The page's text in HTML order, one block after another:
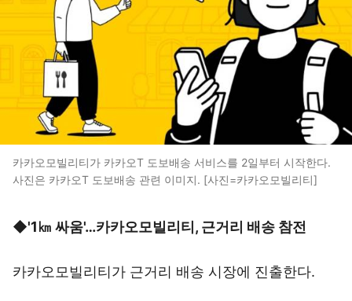
카카오모빌리티가 카카오T 도보배송 서비스를 2일부터 시작한다.
사진은 카카오T 도보배송 관련 이미지. [사진=카카오모빌리티]
◆'1㎞ 싸움'…카카오모빌리티, 근거리 배송 참전
카카오모빌리티가 근거리 배송 시장에 진출한다.